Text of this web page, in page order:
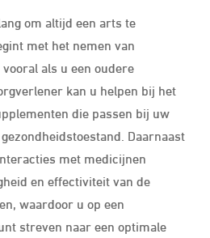
om altijd een arts te
met het nemen van
als u een oudere
kan u helpen bij het
die passen bij uw
Daarnaast
met medicijnen
en effectiviteit van de
waardoor u op een
streven naar een optimale